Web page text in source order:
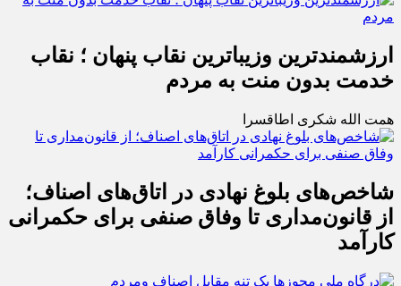
ارزشمندترین وزیباترین نقاب پنهان ؛ نقاب
خدمت بدون منت به مردم
همت الله شکری اطاقسرا
شاخص‌های بلوغ نهادی در اتاق‌های اصناف؛
از قانون‌مداری تا وفاق صنفی برای حکمرانی
کارآمد